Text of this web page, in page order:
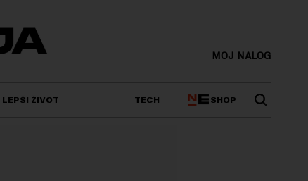
MOJ NALOG
LEPŠI ŽIVOT TECH SHOP